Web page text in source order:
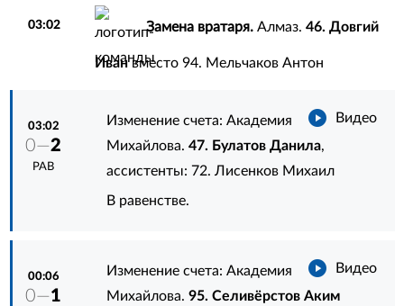
03:02 Замена вратаря.Алмаз. 46. Довгий
Иванвместо 94. Мельчаков Антон
03:02
0—2
РАВ
Видео
Изменение счета: Академия
Михайлова.47. Булатов Данила,
ассистенты: 72. Лисенков Михаил
В равенстве.
00:06
0—1
Видео
Изменение счета: Академия
Михайлова.95. Селивёрстов Аким